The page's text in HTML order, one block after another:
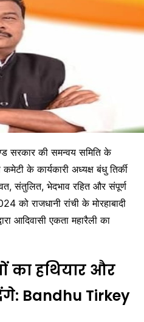
सरकार की समन्वय समिति के
के कार्यकारी अध्यक्ष बंधु तिर्की
संतुलित, भेदभाव रहित और संपूर्ण
को राजधानी रांची के मोरहाबादी
आदिवासी एकता महारैली का
का हथियार और
Bandhu Tirkey